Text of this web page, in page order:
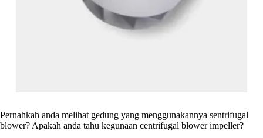
Pernahkah anda melihat gedung yang menggunakannya sentrifugal
blower? Apakah anda tahu kegunaan centrifugal blower impeller?